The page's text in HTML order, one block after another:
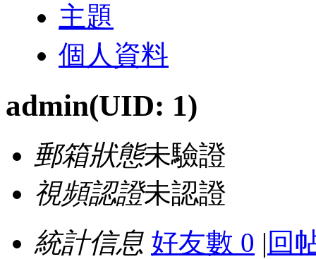
主題
個人資料
admin(UID: 1)
郵箱狀態未驗證
視頻認證未認證
統計信息 好友數 0 | 回